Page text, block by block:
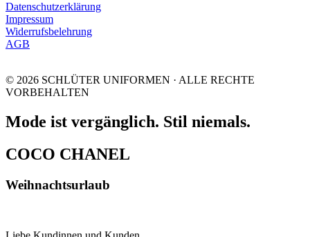
Datenschutzerklärung
Impressum
Widerrufsbelehrung
AGB
© 2026 SCHLÜTER UNIFORMEN · ALLE RECHTE
VORBEHALTEN
Mode ist vergänglich. Stil niemals.
COCO CHANEL
Weihnachtsurlaub